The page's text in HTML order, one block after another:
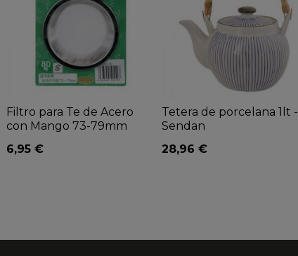
Filtro para Te de Acero
con Mango 73-79mm
6,95 €
Tetera de porcelana 1lt -
Sendan
28,96 €